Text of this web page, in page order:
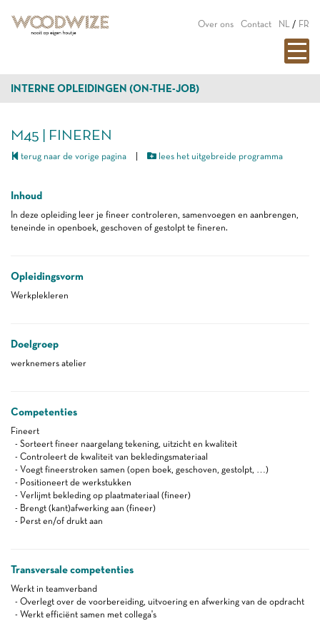
Over ons Contact NL / FR
INTERNE OPLEIDINGEN (ON-THE-JOB)
M45 | FINEREN
terug naar de vorige pagina lees het uitgebreide programma
Inhoud
In deze opleiding leer je fineer controleren, samenvoegen en aanbrengen,
teneinde in openboek, geschoven of gestolpt te fineren.
Opleidingsvorm
Werkplekleren
Doelgroep
werknemers atelier
Competenties
Fineert
- Sorteert fineer naargelang tekening, uitzicht en kwaliteit
- Controleert de kwaliteit van bekledingsmateriaal
- Voegt fineerstroken samen (open boek, geschoven, gestolpt, …)
- Positioneert de werkstukken
- Verlijmt bekleding op plaatmateriaal (fineer)
- Brengt (kant)afwerking aan (fineer)
- Perst en/of drukt aan
Transversale competenties
Werkt in teamverband
- Overlegt over de voorbereiding, uitvoering en afwerking van de opdracht
- Werkt efficiënt samen met collega's